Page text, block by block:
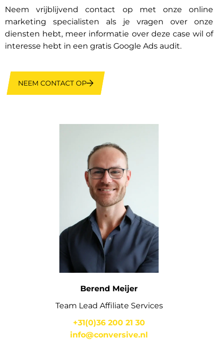
Neem vrijblijvend contact op met onze online
marketing specialisten als je vragen over onze
diensten hebt, meer informatie over deze case wil of
interesse hebt in een gratis Google Ads audit.
NEEM CONTACT OP
Berend Meijer
Team Lead Affiliate Services
+31(0)36 200 21 30
info@conversive.nl